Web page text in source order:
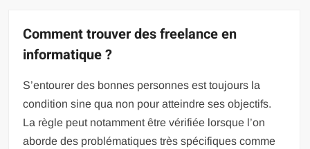
Comment trouver des freelance en
informatique ?
S’entourer des bonnes personnes est toujours la
condition sine qua non pour atteindre ses objectifs.
La règle peut notamment être vérifiée lorsque l’on
aborde des problématiques très spécifiques comme